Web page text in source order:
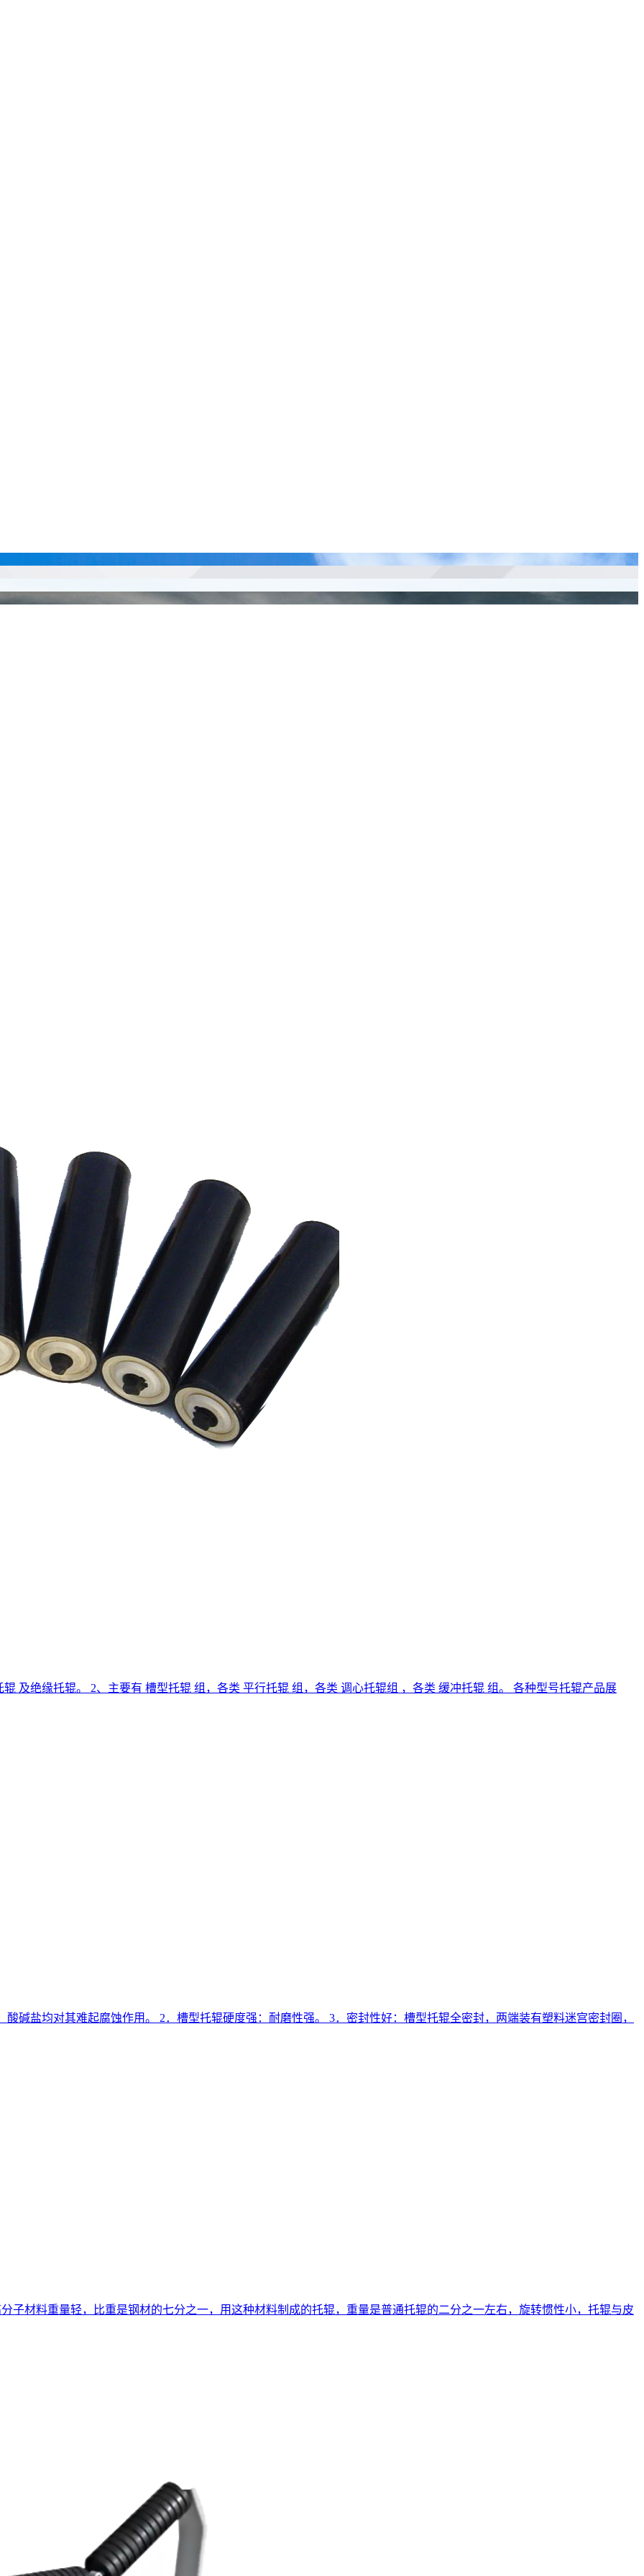
及绝缘托辊。 2、主要有 槽型托辊 组，各类 平行托辊 组，各类 调心托辊组 ，各类 缓冲托辊 组。 各种型号托辊产品展
碱盐均对其难起腐蚀作用。 2．槽型托辊硬度强：耐磨性强。 3．密封性好：槽型托辊全密封，两端装有塑料迷宫密封圈，
子材料重量轻，比重是钢材的七分之一，用这种材料制成的托辊，重量是普通托辊的二分之一左右，旋转惯性小，托辊与皮